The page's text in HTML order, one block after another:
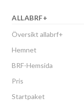
ALLABRF+
Översikt allabrf+
Hemnet
BRF-Hemsida
Pris
Startpaket